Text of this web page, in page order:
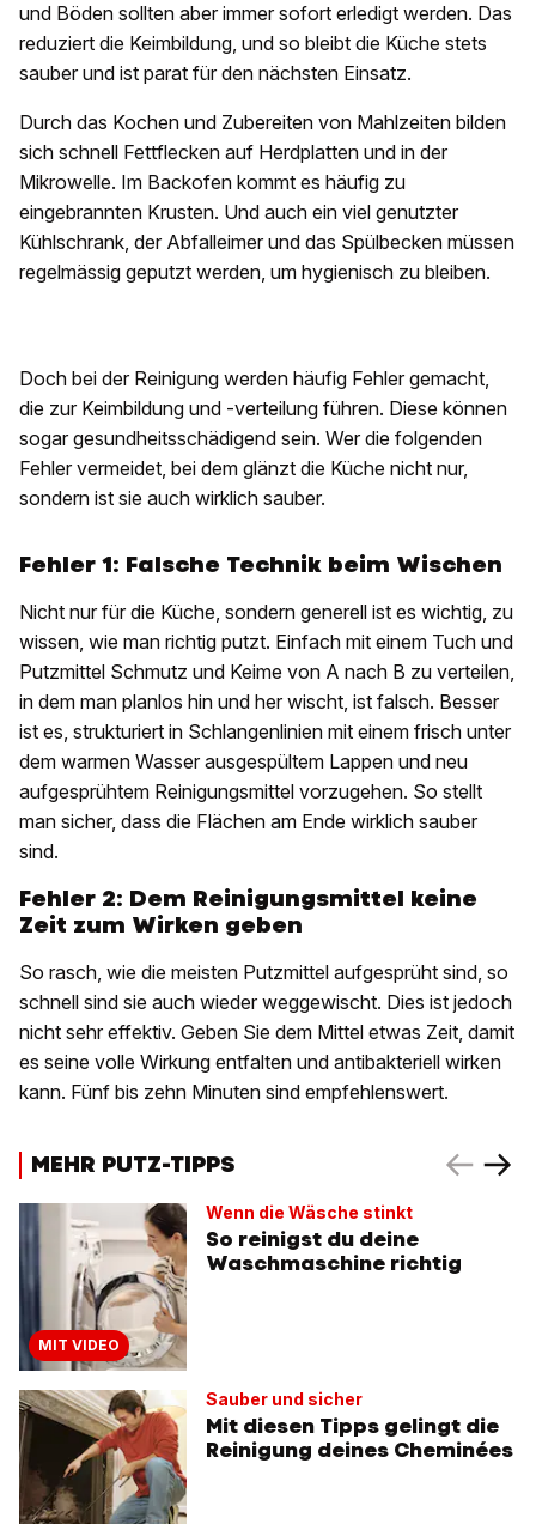
und Böden sollten aber immer sofort erledigt werden. Das
reduziert die Keimbildung, und so bleibt die Küche stets
sauber und ist parat für den nächsten Einsatz.
Durch das Kochen und Zubereiten von Mahlzeiten bilden
sich schnell Fettflecken auf Herdplatten und in der
Mikrowelle. Im Backofen kommt es häufig zu
eingebrannten Krusten. Und auch ein viel genutzter
Kühlschrank, der Abfalleimer und das Spülbecken müssen
regelmässig geputzt werden, um hygienisch zu bleiben.
Doch bei der Reinigung werden häufig Fehler gemacht,
die zur Keimbildung und -verteilung führen. Diese können
sogar gesundheitsschädigend sein. Wer die folgenden
Fehler vermeidet, bei dem glänzt die Küche nicht nur,
sondern ist sie auch wirklich sauber.
Fehler 1: Falsche Technik beim Wischen
Nicht nur für die Küche, sondern generell ist es wichtig, zu
wissen, wie man richtig putzt. Einfach mit einem Tuch und
Putzmittel Schmutz und Keime von A nach B zu verteilen,
in dem man planlos hin und her wischt, ist falsch. Besser
ist es, strukturiert in Schlangenlinien mit einem frisch unter
dem warmen Wasser ausgespültem Lappen und neu
aufgesprühtem Reinigungsmittel vorzugehen. So stellt
man sicher, dass die Flächen am Ende wirklich sauber
sind.
Fehler 2: Dem Reinigungsmittel keine
Zeit zum Wirken geben
So rasch, wie die meisten Putzmittel aufgesprüht sind, so
schnell sind sie auch wieder weggewischt. Dies ist jedoch
nicht sehr effektiv. Geben Sie dem Mittel etwas Zeit, damit
es seine volle Wirkung entfalten und antibakteriell wirken
kann. Fünf bis zehn Minuten sind empfehlenswert.
MEHR PUTZ-TIPPS
MIT VIDEO
Wenn die Wäsche stinkt
So reinigst du deine
Waschmaschine richtig
Sauber und sicher
Mit diesen Tipps gelingt die
Reinigung deines Cheminées